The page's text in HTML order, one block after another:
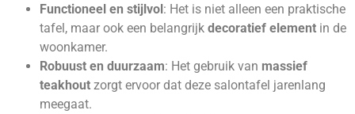
Functioneel en stijlvol: Het is niet alleen een praktische
tafel, maar ook een belangrijk decoratief element in de
woonkamer.
Robuust en duurzaam: Het gebruik van massief
teakhout zorgt ervoor dat deze salontafel jarenlang
meegaat.